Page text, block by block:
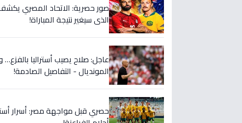
صور حصرية: الاتحاد المصري
الذي سيغير نتيجة المباراة!
عاجل: صلاح يصيب أستراليا
المونديال - التفاصيل الصادمة!